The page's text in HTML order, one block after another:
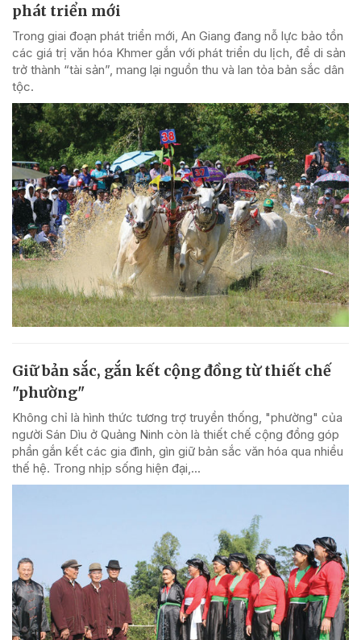
phát triển mới
Trong giai đoạn phát triển mới, An Giang đang nỗ lực bảo tồn
các giá trị văn hóa Khmer gắn với phát triển du lịch, để di sản
trở thành “tài sản”, mang lại nguồn thu và lan tỏa bản sắc dân
tộc.
Giữ bản sắc, gắn kết cộng đồng từ thiết chế
"phường"
Không chỉ là hình thức tương trợ truyền thống, "phường" của
người Sán Dìu ở Quảng Ninh còn là thiết chế cộng đồng góp
phần gắn kết các gia đình, gìn giữ bản sắc văn hóa qua nhiều
thế hệ. Trong nhịp sống hiện đại,...